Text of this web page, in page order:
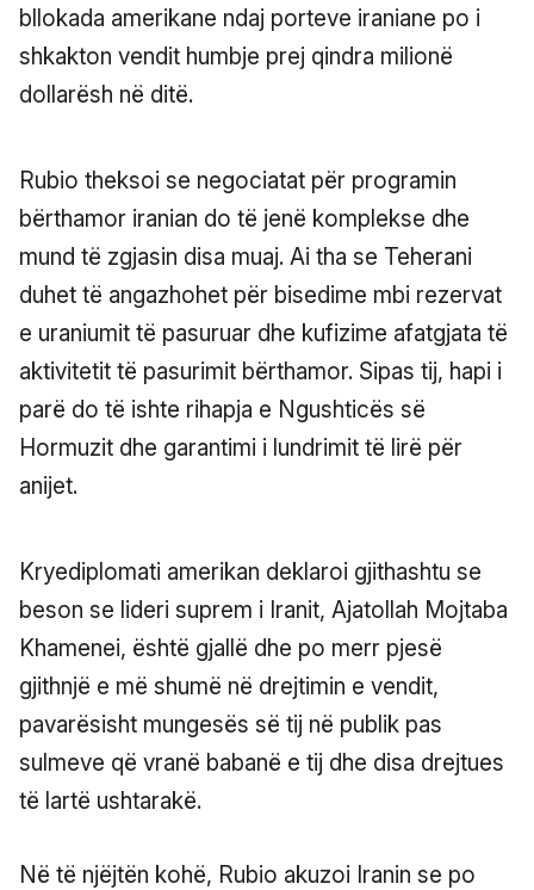
bllokada amerikane ndaj porteve iraniane po i
shkakton vendit humbje prej qindra milionë
dollarësh në ditë.
Rubio theksoi se negociatat për programin
bërthamor iranian do të jenë komplekse dhe
mund të zgjasin disa muaj. Ai tha se Teherani
duhet të angazhohet për bisedime mbi rezervat
e uraniumit të pasuruar dhe kufizime afatgjata të
aktivitetit të pasurimit bërthamor. Sipas tij, hapi i
parë do të ishte rihapja e Ngushticës së
Hormuzit dhe garantimi i lundrimit të lirë për
anijet.
Kryediplomati amerikan deklaroi gjithashtu se
beson se lideri suprem i Iranit, Ajatollah Mojtaba
Khamenei, është gjallë dhe po merr pjesë
gjithnjë e më shumë në drejtimin e vendit,
pavarësisht mungesës së tij në publik pas
sulmeve që vranë babanë e tij dhe disa drejtues
të lartë ushtarakë.
Në të njëjtën kohë, Rubio akuzoi Iranin se po